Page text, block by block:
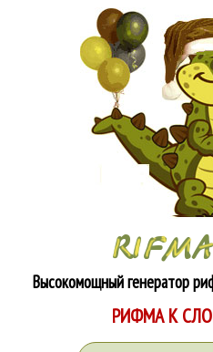
Высокомощный генератор
РИФМА К